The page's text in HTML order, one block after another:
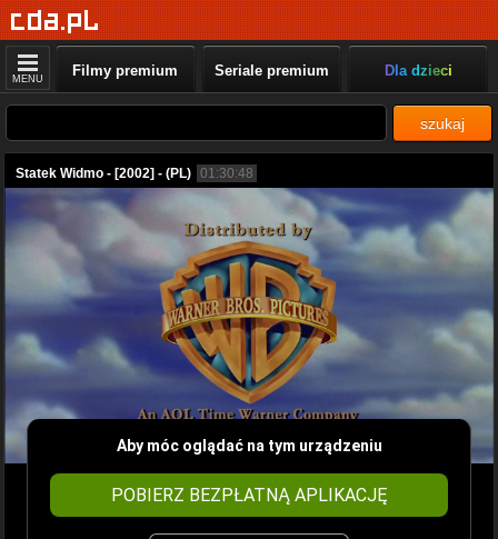
MENU Filmy premium Seriale premium Dla dzieci
szukaj
Statek Widmo - [2002] - (PL) 01:30:48
Aby móc oglądać na tym urządzeniu
POBIERZ BEZPŁATNĄ APLIKACJĘ